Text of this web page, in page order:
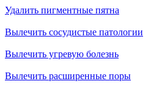
Удалить пигментные пятна
Вылечить сосудистые патологии
Вылечить угревую болезнь
Вылечить расширенные поры